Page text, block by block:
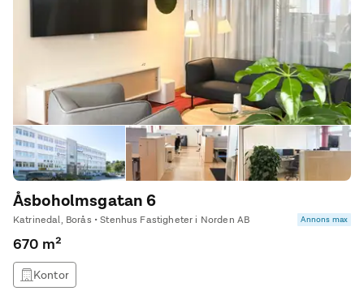
Åsboholmsgatan 6
Katrinedal, Borås • Stenhus Fastigheter i Norden AB Annons max
670 m²
Kontor